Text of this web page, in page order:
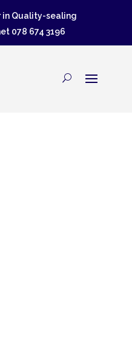
in Quality-sealing
078 674 3196